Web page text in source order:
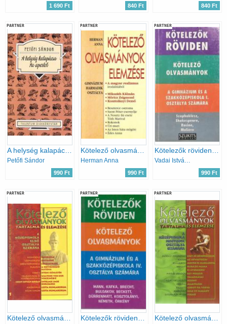
1 690 Ft 840 Ft 840 Ft
PARTNER
A helység kalapácsa - Az apostol
Petőfi Sándor
990 Ft
PARTNER
Kötelező olvasmányok elemzése - Gimnázium harmadik osztálya
Herman Anna
990 Ft
PARTNER
Kötelezők röviden - Kötelező olvasmányok - A gimnázium és a szakközépiskola I. osztálya számára
Vadai István (szerk.)
990 Ft
PARTNER PARTNER PARTNER